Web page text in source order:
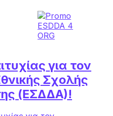
για τον
Σχολής
(ΕΣΔΔΑ)!